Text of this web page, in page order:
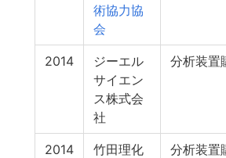
術協力協
会
2014
ジーエル
サイエン
ス株式会
社
分析装置
2014
竹田理化
分析装置